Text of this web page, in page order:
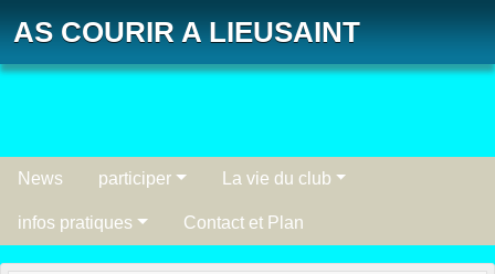
AS COURIR A LIEUSAINT
News participer La vie du club
infos pratiques Contact et Plan